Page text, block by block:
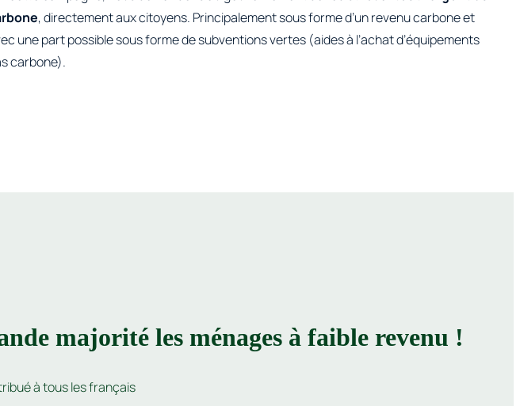
, directement aux citoyens. Principalement sous forme d’un revenu carbone et
une part possible sous forme de subventions vertes (aides à l’achat d’équipements
carbone).
majorité les ménages à faible revenu !
à tous les français